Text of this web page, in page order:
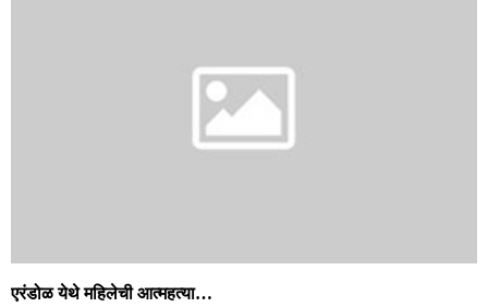
एरंडोळ येथे महिलेची आत्महत्या…